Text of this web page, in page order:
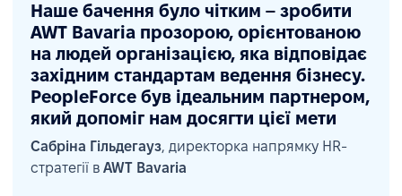
Наше бачення було чітким – зробити
AWT Bavaria прозорою, орієнтованою
на людей організацією, яка відповідає
західним стандартам ведення бізнесу.
PeopleForce був ідеальним партнером,
який допоміг нам досягти цієї мети
Сабріна Гільдегауз, директорка напрямку HR-
стратегії в AWT Bavaria